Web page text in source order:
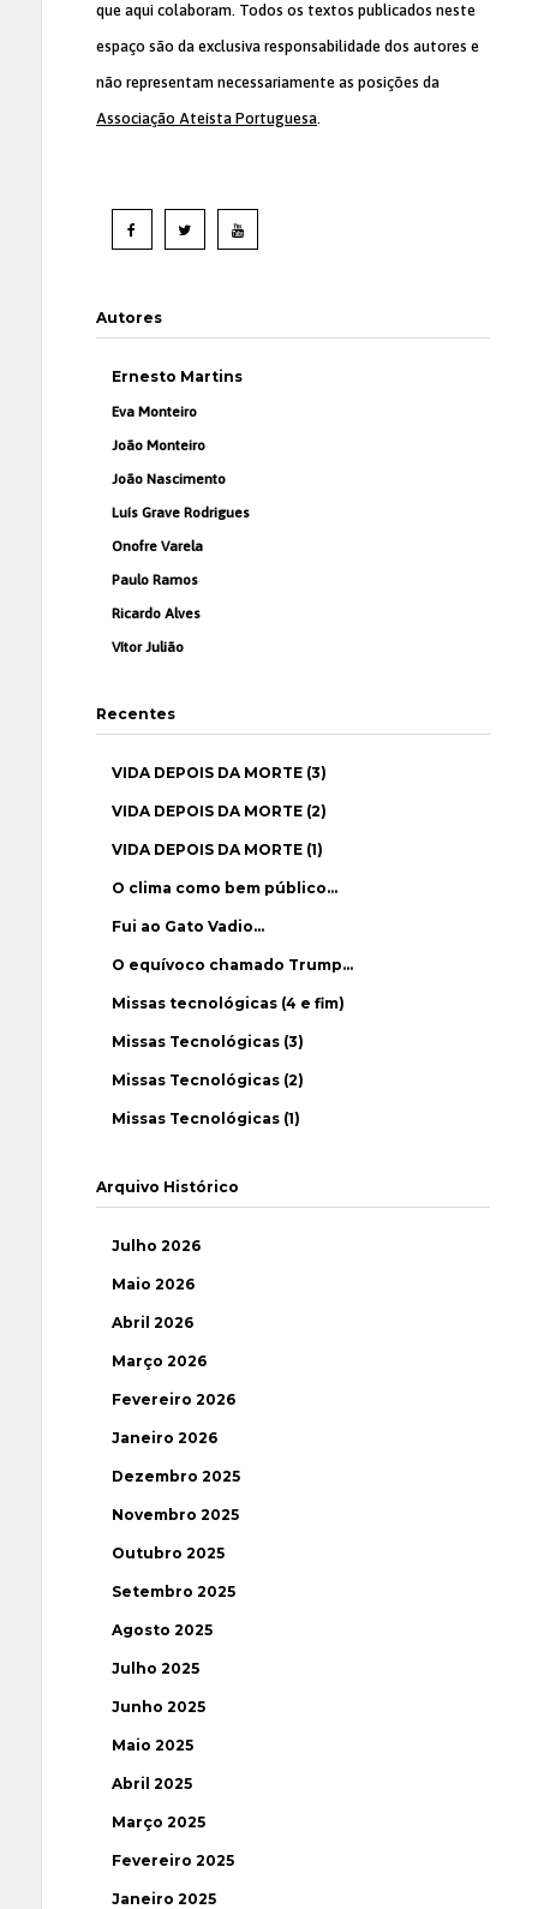
que aqui colaboram. Todos os textos publicados neste
espaço são da exclusiva responsabilidade dos autores e
não representam necessariamente as posições da
Associação Ateísta Portuguesa.
Autores
Ernesto Martins
Eva Monteiro
João Monteiro
João Nascimento
Luís Grave Rodrigues
Onofre Varela
Paulo Ramos
Ricardo Alves
Vítor Julião
Recentes
VIDA DEPOIS DA MORTE (3)
VIDA DEPOIS DA MORTE (2)
VIDA DEPOIS DA MORTE (1)
O clima como bem público…
Fui ao Gato Vadio…
O equívoco chamado Trump…
Missas tecnológicas (4 e fim)
Missas Tecnológicas (3)
Missas Tecnológicas (2)
Missas Tecnológicas (1)
Arquivo Histórico
Julho 2026
Maio 2026
Abril 2026
Março 2026
Fevereiro 2026
Janeiro 2026
Dezembro 2025
Novembro 2025
Outubro 2025
Setembro 2025
Agosto 2025
Julho 2025
Junho 2025
Maio 2025
Abril 2025
Março 2025
Fevereiro 2025
Janeiro 2025